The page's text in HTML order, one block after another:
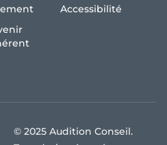
Accessibilité
© 2025 Audition Conseil.